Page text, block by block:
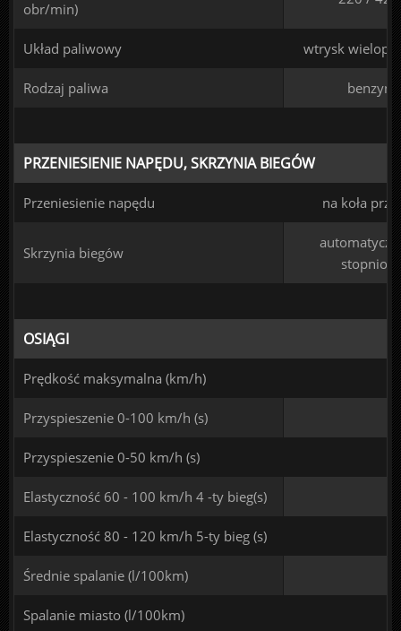
obr/min)
Układ paliwowy wtrysk
Rodzaj paliwa benzyna
PRZENIESIENIE NAPĘDU, SKRZYNIA BIEGÓW
Przeniesienie napędu na koła
Skrzynia biegów
OSIĄGI
Prędkość maksymalna (km/h)
Przyspieszenie 0-100 km/h (s)
Przyspieszenie 0-50 km/h (s)
Elastyczność 60 - 100 km/h 4 -ty bieg(s)
Elastyczność 80 - 120 km/h 5-ty bieg (s)
Średnie spalanie (l/100km)
Spalanie miasto (l/100km)